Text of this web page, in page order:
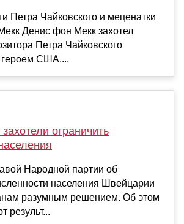
Петра Чайковского и меценатки
Денис фон Мекк захотел
Петра Чайковского
США....
ограничить
Народной партии об
населения Швейцарии
разумным решением. Об этом
результ...